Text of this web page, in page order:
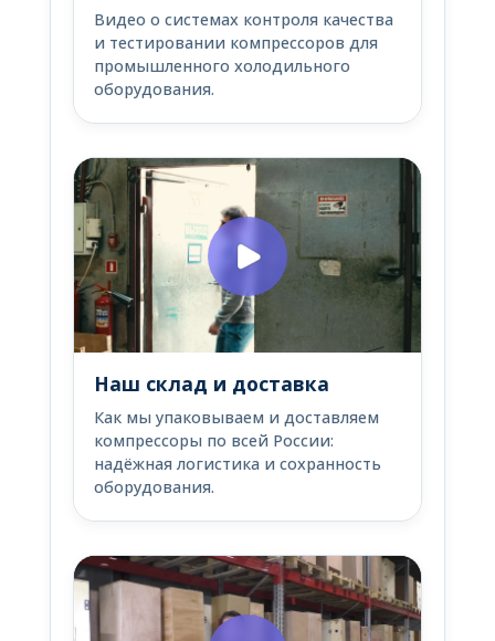
Видео о системах контроля качества
и тестировании компрессоров для
промышленного холодильного
оборудования.
Наш склад и доставка
Как мы упаковываем и доставляем
компрессоры по всей России:
надёжная логистика и сохранность
оборудования.